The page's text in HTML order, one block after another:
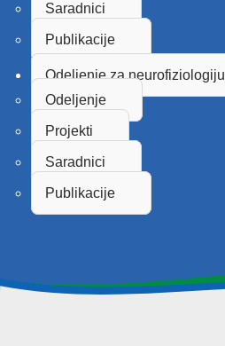
Saradnici
Publikacije
Odeljenje za neurofiziologiju
Odeljenje
Projekti
Saradnici
Publikacije